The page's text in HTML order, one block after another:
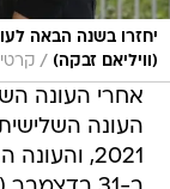
(וויליאם זבקה) /
אחרי העונה
העונה
2021,